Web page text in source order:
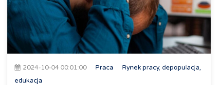
2024-10-04 00:01:00 Praca
Rynek pracy, depopulacja,
edukacja